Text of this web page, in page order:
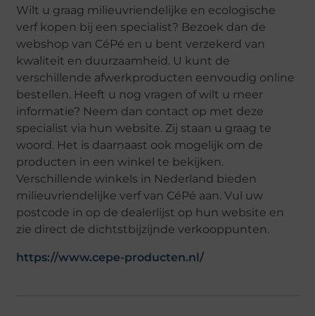
Wilt u graag milieuvriendelijke en ecologische
verf kopen bij een specialist? Bezoek dan de
webshop van CéPé en u bent verzekerd van
kwaliteit en duurzaamheid. U kunt de
verschillende afwerkproducten eenvoudig online
bestellen. Heeft u nog vragen of wilt u meer
informatie? Neem dan contact op met deze
specialist via hun website. Zij staan u graag te
woord. Het is daarnaast ook mogelijk om de
producten in een winkel te bekijken.
Verschillende winkels in Nederland bieden
milieuvriendelijke verf van CéPé aan. Vul uw
postcode in op de dealerlijst op hun website en
zie direct de dichtstbijzijnde verkooppunten.
https://www.cepe-producten.nl/